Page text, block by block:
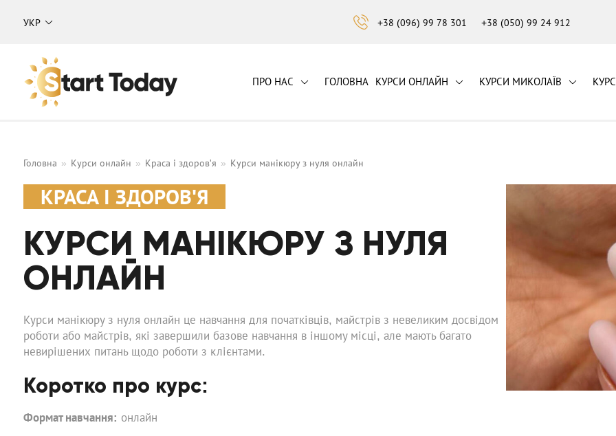
УКР +38 (096) 99 78 301 +38 (050) 99 24 912
Навчальний центр "Start Today"
ПРО НАС ГОЛОВНА КУРСИ ОНЛАЙН КУРСИ МИКОЛАЇВ
Головна Курси онлайн Краса і здоров'я Курси манікюру з нуля онлайн
КРАСА І ЗДОРОВ'Я
КУРСИ МАНІКЮРУ З НУЛЯ
ОНЛАЙН
Курси манікюру з нуля онлайн це навчання для початківців, майстрів з невеликим досвідом
роботи або майстрів, які завершили базове навчання в іншому місці, але мають багато
невирішених питань щодо роботи з клієнтами.
Коротко про курс:
Формат навчання: онлайн